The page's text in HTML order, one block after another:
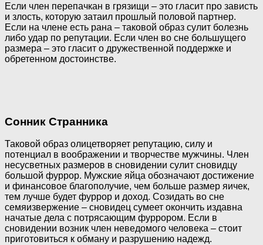
Если член перепачкан в грязищи – это гласит про зависть
и злость, которую затаил прошлый половой партнер.
Если на члене есть рана – таковой образ сулит болезнь
либо удар по репутации. Если член во сне большущего
размера – это гласит о дружественной поддержке и
обретенном достоинстве.
Сонник Странника
Таковой образ олицетворяет репутацию, силу и
потенциал в воображении и творчестве мужчины. Член
несусветных размеров в сновидении сулит сновидцу
большой фуррор. Мужские яйца обозначают достижение
и финансовое благополучие, чем больше размер яичек,
тем лучше будет фуррор и доход. Созидать во сне
семяизвержение – сновидец сумеет окончить издавна
начатые дела с потрясающим фуррором. Если в
сновидении возник член неведомого человека – стоит
приготовиться к обману и разрушению надежд.